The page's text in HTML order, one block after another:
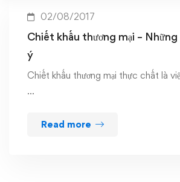
02/08/2017
Chiết khấu thương mại – Những
ý
Chiết khấu thương mại thực chất là
…
Read more